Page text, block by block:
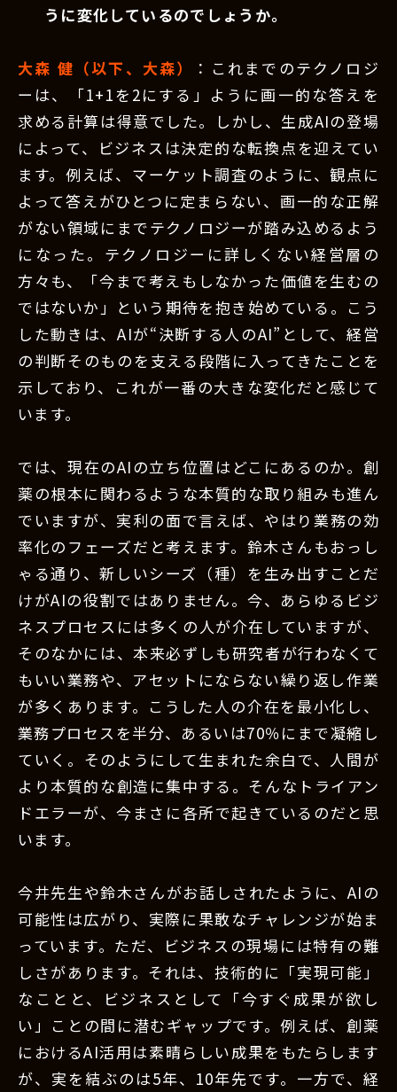
うに変化しているのでしょうか。
大森 健（以下、大森）
：これまでのテクノロジ
ーは、「1+1を2にする」ように画一的な答えを
求める計算は得意でした。しかし、生成AIの登場
によって、ビジネスは決定的な転換点を迎えてい
ます。例えば、マーケット調査のように、観点に
よって答えがひとつに定まらない、画一的な正解
がない領域にまでテクノロジーが踏み込めるよう
になった。テクノロジーに詳しくない経営層の
方々も、「今まで考えもしなかった価値を生むの
ではないか」という期待を抱き始めている。こう
した動きは、AIが“決断する人のAI”として、経営
の判断そのものを支える段階に入ってきたことを
示しており、これが一番の大きな変化だと感じて
います。
では、現在のAIの立ち位置はどこにあるのか。創
薬の根本に関わるような本質的な取り組みも進ん
でいますが、実利の面で言えば、やはり業務の効
率化のフェーズだと考えます。鈴木さんもおっし
ゃる通り、新しいシーズ（種）を生み出すことだ
けがAIの役割ではありません。今、あらゆるビジ
ネスプロセスには多くの人が介在していますが、
そのなかには、本来必ずしも研究者が行わなくて
もいい業務や、アセットにならない繰り返し作業
が多くあります。こうした人の介在を最小化し、
業務プロセスを半分、あるいは70％にまで凝縮し
ていく。そのようにして生まれた余白で、人間が
より本質的な創造に集中する。そんなトライアン
ドエラーが、今まさに各所で起きているのだと思
います。
今井先生や鈴木さんがお話しされたように、AIの
可能性は広がり、実際に果敢なチャレンジが始ま
っています。ただ、ビジネスの現場には特有の難
しさがあります。それは、技術的に「実現可能」
なことと、ビジネスとして「今すぐ成果が欲し
い」ことの間に潜むギャップです。例えば、創薬
におけるAI活用は素晴らしい成果をもたらします
が、実を結ぶのは5年、10年先です。一方で、経